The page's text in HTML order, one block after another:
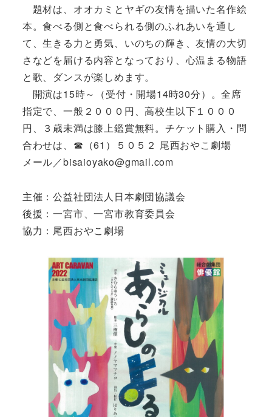
題材は、オオカミとヤギの友情を描いた名作絵
本。食べる側と食べられる側のふれあいを通し
て、生きる力と勇気、いのちの輝き、友情の大切
さなどを届ける内容となっており、心温まる物語
と歌、ダンスが楽しめます。
開演は15時～（受付・開場14時30分）。全席
指定で、一般２０００円、高校生以下１０００
円、３歳未満は膝上鑑賞無料。チケット購入・問
合わせは、☎（61）５０５２ 尾西おやこ劇場
メール／bisaioyako@gmail.com
主催：公益社団法人日本劇団協議会
後援：一宮市、一宮市教育委員会
協力：尾西おやこ劇場